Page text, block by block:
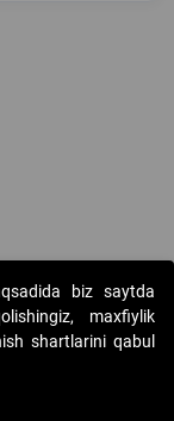
tashkil etish"
biz saytda
maxfiylik
shartlarini qabul